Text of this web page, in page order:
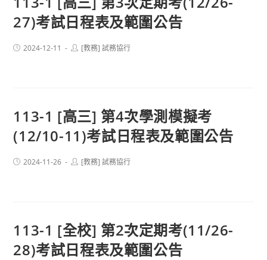
27)考試日程表及範圍公告
Post2024-12-11
Post[教務] 試務協行
113-1 [高三] 第4次學測模擬考
(12/10-11)考試日程表及範圍公告
Post2024-11-26
Post[教務] 試務協行
113-1 [全校] 第2次定期考(11/26-
28)考試日程表及範圍公告